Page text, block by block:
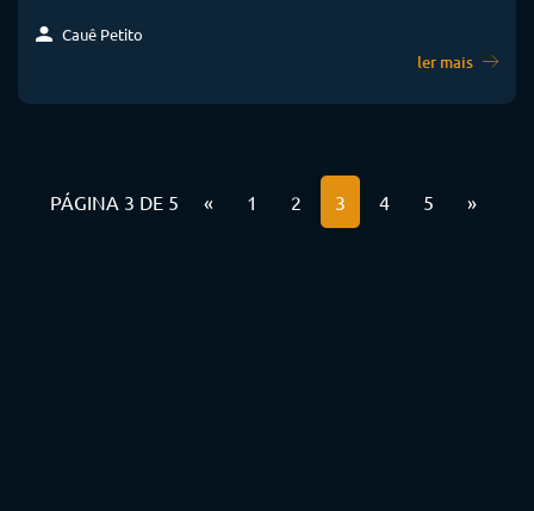
Cauê Petito
ler mais
PÁGINA 3 DE 5 « 1 2 3 4 5 »